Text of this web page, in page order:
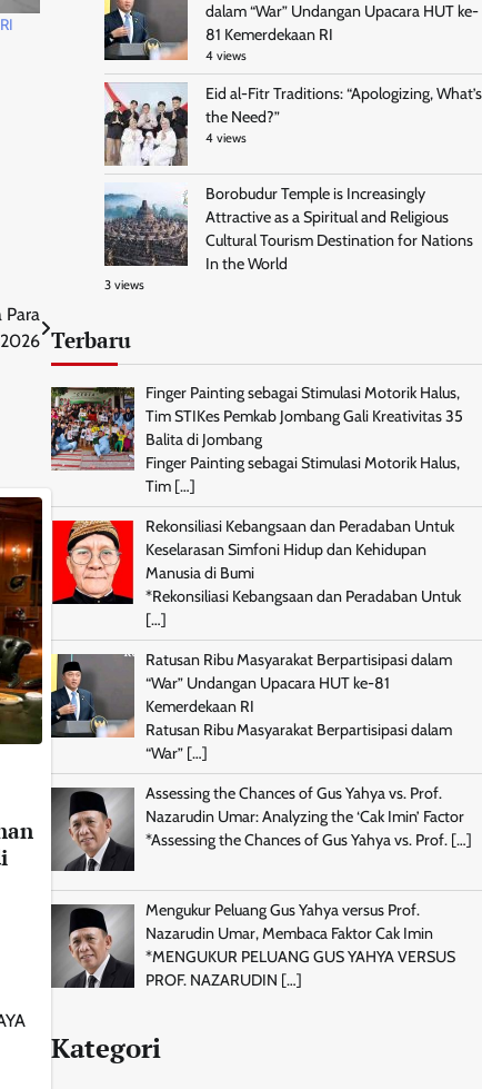
Para
dalam “War” Undangan Upacara HUT ke-
81 Kemerdekaan RI
4 views
Eid al-Fitr Traditions: “Apologizing, What’s
the Need?”
4 views
Borobudur Temple is Increasingly
Attractive as a Spiritual and Religious
Cultural Tourism Destination for Nations
In the World
3 views
Terbaru
Finger Painting sebagai Stimulasi Motorik Halus,
Tim STIKes Pemkab Jombang Gali Kreativitas 35
Balita di Jombang
Finger Painting sebagai Stimulasi Motorik Halus,
Tim […]
Rekonsiliasi Kebangsaan dan Peradaban Untuk
Keselarasan Simfoni Hidup dan Kehidupan
Manusia di Bumi
*Rekonsiliasi Kebangsaan dan Peradaban Untuk
[…]
Ratusan Ribu Masyarakat Berpartisipasi dalam
“War” Undangan Upacara HUT ke-81
Kemerdekaan RI
Ratusan Ribu Masyarakat Berpartisipasi dalam
“War” […]
Assessing the Chances of Gus Yahya vs. Prof.
Nazarudin Umar: Analyzing the ‘Cak Imin’ Factor
*Assessing the Chances of Gus Yahya vs. Prof. […]
Mengukur Peluang Gus Yahya versus Prof.
Nazarudin Umar, Membaca Faktor Cak Imin
*MENGUKUR PELUANG GUS YAHYA VERSUS
PROF. NAZARUDIN […]
Kategori